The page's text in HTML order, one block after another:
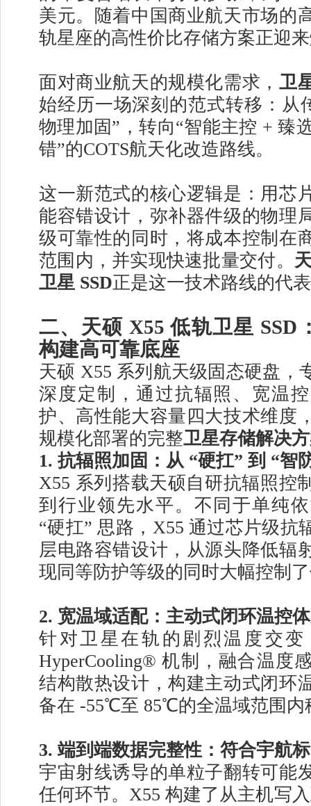
美元。随着中国商业航天市场的
轨星座的高性价比存储方案正迎
面对商业航天的规模化需求， 卫
始经历一场深刻的范式转移：从
物理加固”，转向“智能主控 + 臻
错”的COTS航天化改造路线。
这一新范式的核心逻辑是：用芯
能容错设计，弥补器件级的物理
级可靠性的同时，将成本控制在
范围内，并实现快速批量交付。
卫星 SSD正是这一技术路线的代
二、天硕 X55 低轨卫星 SSD
构建高可靠底座
天硕 X55 系列航天级固态硬盘，
深度定制，通过抗辐照、宽温
护、高性能大容量四大技术维度
规模化部署的完整卫星存储解决
1. 抗辐照加固：从 “硬扛” 到 “智
X55 系列搭载天硕自研抗辐照控
到行业领先水平。不同于单纯
“硬扛” 思路，X55 通过芯片级抗
层电路容错设计，从源头降低辐
现同等防护等级的同时大幅控制
2. 宽温域适配：主动式闭环温控
针对卫星在轨的剧烈温度交变
HyperCooling® 机制，融合温度
结构散热设计，构建主动式闭环
备在 -55℃至 85℃的全温域范围内
3. 端到端数据完整性：符合宇航
宇宙射线诱导的单粒子翻转可能
任何环节。X55 构建了从主机写